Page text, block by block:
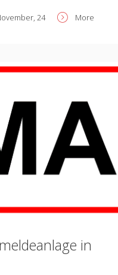
24 More
in